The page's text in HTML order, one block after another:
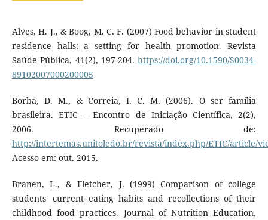
Alves, H. J., & Boog, M. C. F. (2007) Food behavior in student
residence halls: a setting for health promotion. Revista
Saúde Pública, 41(2), 197-204.https://doi.org/10.1590/S0034-
89102007000200005
Borba, D. M., & Correia, I. C. M. (2006). O ser família
brasileira. ETIC – Encontro de Iniciação Científica, 2(2),
2006. Recuperado de:
http://intertemas.unitoledo.br/revista/index.php/ETIC/article/
Acesso em: out. 2015.
Branen, L., & Fletcher, J. (1999) Comparison of college
students' current eating habits and recollections of their
childhood food practices. Journal of Nutrition Education,